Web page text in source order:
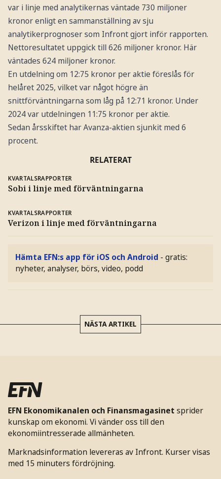
var i linje med analytikernas väntade 730 miljoner
kronor enligt en sammanställning av sju
analytikerprognoser som Infront gjort inför rapporten.
Nettoresultatet uppgick till 626 miljoner kronor. Här
väntades 624 miljoner kronor.
En utdelning om 12:75 kronor per aktie föreslås för
helåret 2025, vilket var något högre än
snittförväntningarna som låg på 12:71 kronor. Under
2024 var utdelningen 11:75 kronor per aktie.
Sedan årsskiftet har Avanza-aktien sjunkit med 6
procent.
RELATERAT
KVARTALSRAPPORTER
Sobi i linje med förväntningarna
KVARTALSRAPPORTER
Verizon i linje med förväntningarna
Hämta EFN:s app för iOS och Android - gratis:
nyheter, analyser, börs, video, podd
NÄSTA ARTIKEL
EFN Ekonomikanalen och Finansmagasinet sprider
kunskap om ekonomi. Vi vänder oss till den
ekonomiintresserade allmänheten.
Marknadsinformation levereras av Infront. Kurser visas
med 15 minuters fördröjning.